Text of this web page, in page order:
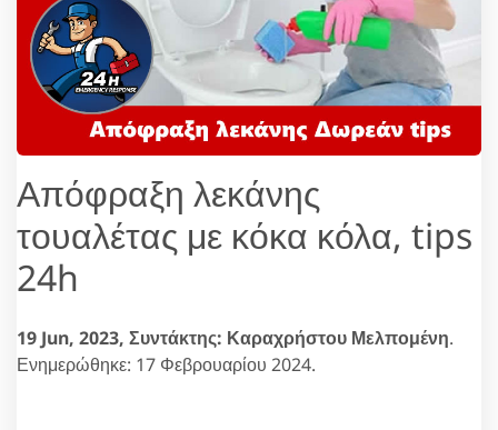
Απόφραξη λεκάνης
τουαλέτας με κόκα κόλα, tips
24h
19 Jun, 2023, Συντάκτης: Καραχρήστου Μελπομένη.
Ενημερώθηκε: 17 Φεβρουαρίου 2024.